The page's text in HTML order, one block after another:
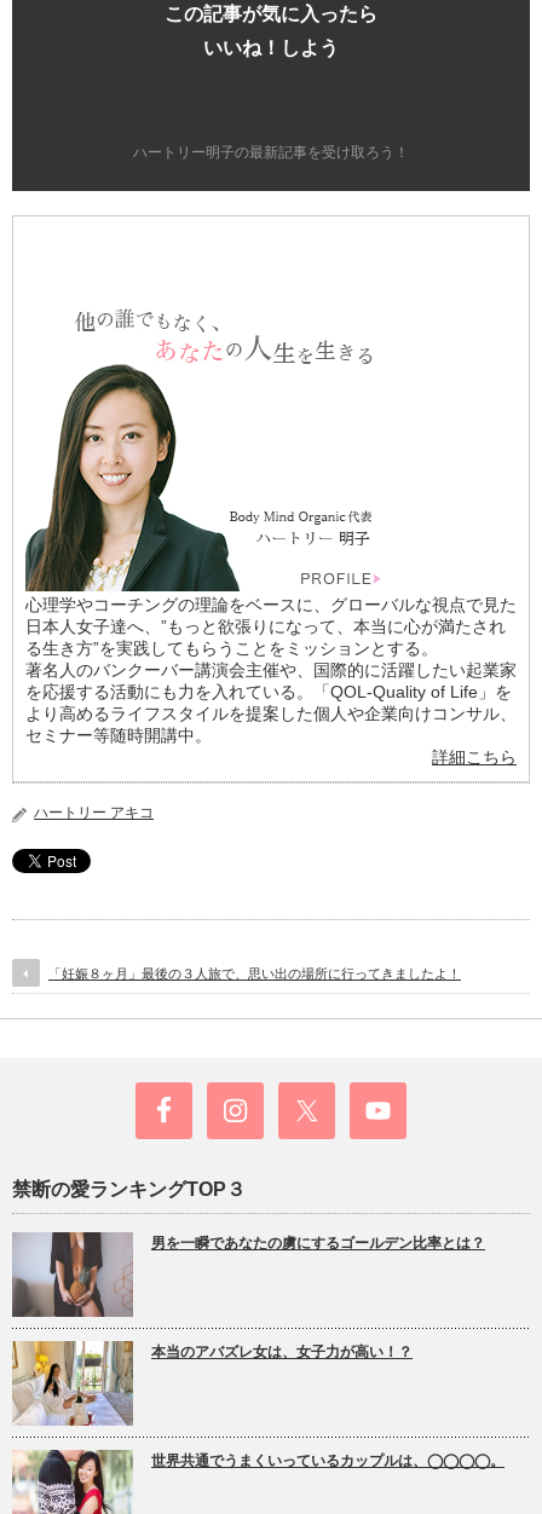
この記事が気に入ったら
いいね！しよう
ハートリー明子の最新記事を受け取ろう！
心理学やコーチングの理論をベースに、グローバルな視点で見た
日本人女子達へ、”もっと欲張りになって、本当に心が満たされ
る生き方”を実践してもらうことをミッションとする。
著名人のバンクーバー講演会主催や、国際的に活躍したい起業家
を応援する活動にも力を入れている。「QOL-Quality of Life」を
より高めるライフスタイルを提案した個人や企業向けコンサル、
セミナー等随時開講中。
詳細こちら
ハートリー アキコ
「妊娠８ヶ月」最後の３人旅で、思い出の場所に行ってきましたよ！
禁断の愛ランキングTOP３
男を一瞬であなたの虜にするゴールデン比率とは？
本当のアバズレ女は、女子力が高い！？
世界共通でうまくいっているカップルは、◯◯◯◯。